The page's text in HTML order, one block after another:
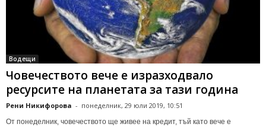
Водещи
Човечеството вече е изразходвало
ресурсите на планетата за тази година
Рени Никифорова - понеделник, 29 юли 2019, 10:51
От понеделник, човечеството ще живее на кредит, тъй като вече е